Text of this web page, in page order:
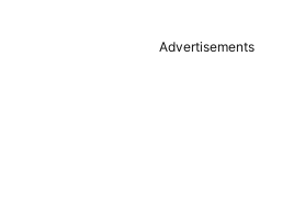
Advertisements